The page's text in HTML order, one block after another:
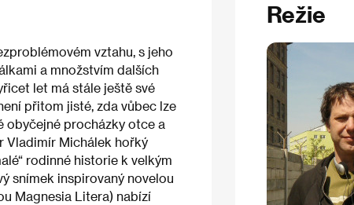
vztahu, s jeho
a množstvím dalších
let má stále ještě své
přitom jisté, zda vůbec lze
obyčejné procházky otce a
Vladimír Michálek hořký
rodinné historie k velkým
snímek inspirovaný novelou
Magnesia Litera) nabízí
Režie